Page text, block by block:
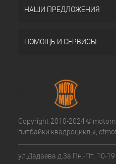
НАШИ ПРЕДЛОЖЕНИЯ
ПОМОЩЬ И СЕРВИСЫ
Copyright 2010-2024 ©
питбайки квадроциклы,
ул.Дадаева д.3а Пн.-Пт. 10-